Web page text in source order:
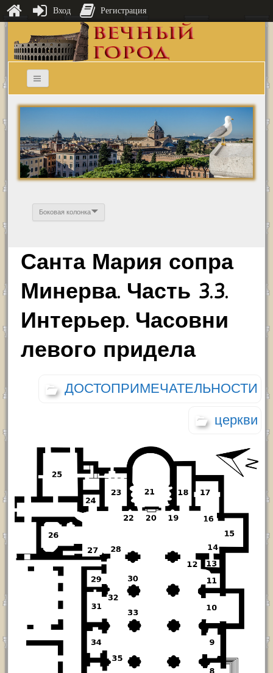
Боковая колонка
Санта Мария сопра
Минерва. Часть 3.3.
Интерьер. Часовни
левого придела
ДОСТОПРИМЕЧАТЕЛЬНОСТИ
церкви
Вход Регистрация